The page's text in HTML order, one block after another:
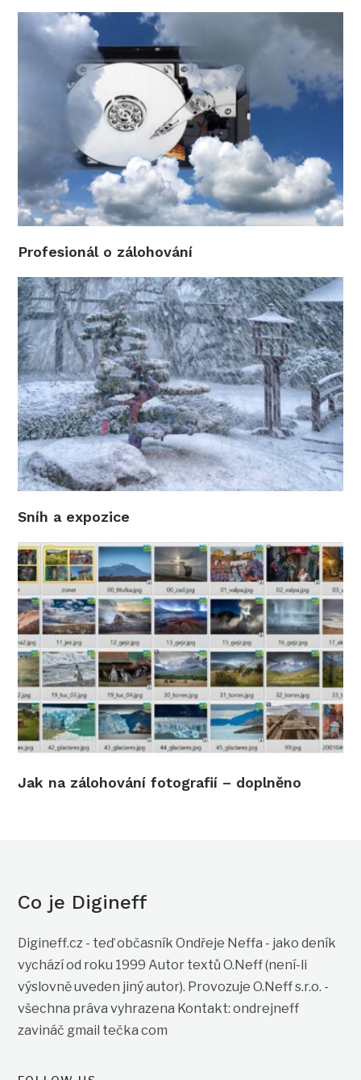
Profesionál o zálohování
Sníh a expozice
Jak na zálohování fotografií – doplněno
Co je Digineff
Digineff.cz - teď občasník Ondřeje Neffa - jako deník
vychází od roku 1999 Autor textů O.Neff (není-li
výslovně uveden jiný autor). Provozuje O.Neff s.r.o. -
všechna práva vyhrazena Kontakt: ondrejneff
zavináč gmail tečka com